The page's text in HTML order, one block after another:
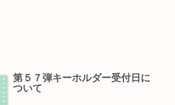
第５７弾キーホルダー受付日に
ついて